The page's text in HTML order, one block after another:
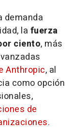
demanda
la fuerza
ciento, más
Anthropic, al
como opción
de